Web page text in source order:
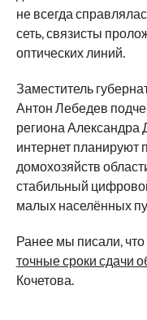
не всегда
сеть, связисты
оптических линий.
Заместитель
Антон Лебедев
региона Александра
интернет планируют
домохозяйств
стабильный
малых населённых
Ранее мы писали,
точные сроки сдачи
Кочетова.